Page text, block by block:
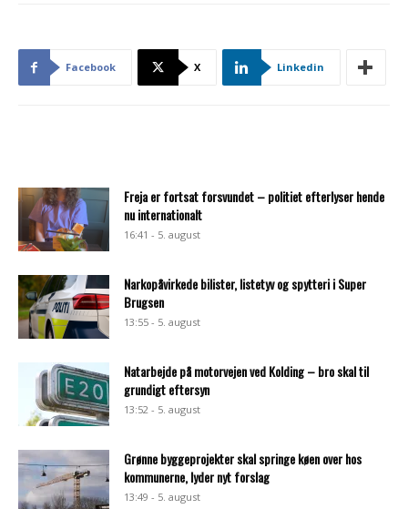
Facebook X Linkedin
Freja er fortsat forsvundet – politiet efterlyser hende
nu internationalt
16:41 - 5. august
Narkopåvirkede bilister, listetyv og spytteri i Super
Brugsen
13:55 - 5. august
Natarbejde på motorvejen ved Kolding – bro skal til
grundigt eftersyn
13:52 - 5. august
Grønne byggeprojekter skal springe køen over hos
kommunerne, lyder nyt forslag
13:49 - 5. august